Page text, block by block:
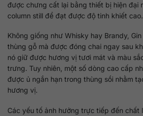
được chưng cất lại bằng thiết bị hiện đại
column still để đạt được độ tinh khiết cao.
Không giống như Whisky hay Brandy,
thùng gỗ mà được đóng chai ngay sau
nó giữ được hương vị tươi mát và màu
trưng. Tuy nhiên, một số dòng cao cấp
được ủ ngắn hạn trong thùng sồi nhằm
hương vị.
Các yếu tố ảnh hưởng trực tiếp đến chất